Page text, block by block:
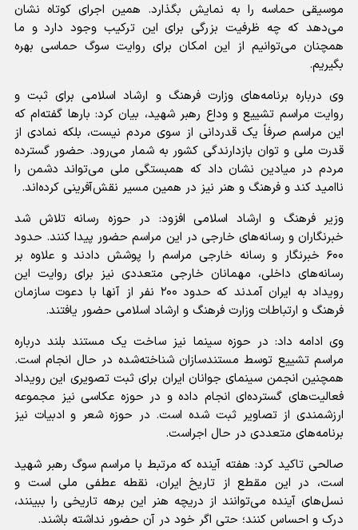
موسیقی حماسه را به نمایش بگذارد. همین اجرای کوتاه نشان
می‌دهد که چه ظرفیت بزرگی برای این ترکیب وجود دارد و ما
همچنان می‌توانیم از این امکان برای روایت سوگ حماسی بهره
بگیریم.
وی درباره برنامه‌های وزارت فرهنگ و ارشاد اسلامی برای ثبت و
روایت مراسم تشییع و وداع رهبر شهید، بیان کرد: بار‌ها گفته‌ام که
این مراسم صرفاً یک قدردانی از سوی مردم نیست، بلکه نمادی از
قدرت ملی و توان بازدارندگی کشور به شمار می‌رود. حضور گسترده
مردم در میادین نشان داد که همبستگی ملی می‌تواند دشمن را
ناامید کند و فرهنگ و هنر نیز در همین مسیر نقش‌آفرینی کرده‌اند.
وزیر فرهنگ و ارشاد اسلامی افزود: در حوزه رسانه تلاش شد
خبرنگاران و رسانه‌های خارجی در این مراسم حضور پیدا کنند. حدود
۶۰۰ خبرنگار و رسانه خارجی مراسم را پوشش دادند و علاوه بر
رسانه‌های داخلی، مهمانان خارجی متعددی نیز برای روایت این
رویداد به ایران آمدند که حدود ۲۰۰ نفر از آنها با دعوت سازمان
فرهنگ و ارتباطات وزارت فرهنگ و ارشاد اسلامی حضور یافتند.
وی ادامه داد: در حوزه سینما نیز ساخت یک مستند بلند درباره
مراسم تشییع توسط مستندسازان شناخته‌شده در حال انجام است.
همچنین انجمن سینمای جوانان ایران برای ثبت تصویری این رویداد
فعالیت‌های گسترده‌ای انجام داده و در حوزه عکاسی نیز مجموعه
ارزشمندی از تصاویر ثبت شده است. در حوزه شعر و ادبیات نیز
برنامه‌های متعددی در حال اجراست.
صالحی تاکید کرد: هفته آینده که مرتبط با مراسم سوگ رهبر شهید
است، در این مقطع از تاریخ ایران، نقطه عطفی ملی است و
نسل‌های آینده می‌توانند از دریچه هنر این برهه تاریخی را ببینند،
درک و احساس کنند؛ حتی اگر خود در آن حضور نداشته باشند.